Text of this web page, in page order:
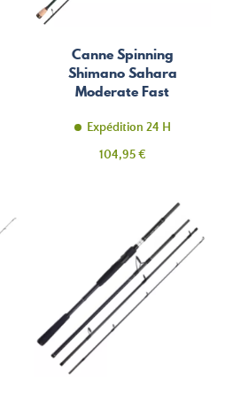
Canne Spinning
Shimano Sahara
Moderate Fast
Expédition 24 H
Prix
104,95 €